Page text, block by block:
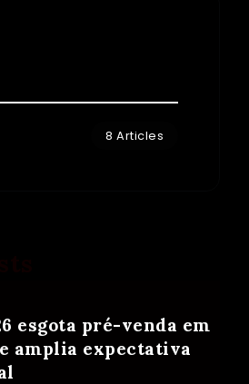
8 Articles
esgota pré-venda em
amplia expectativa